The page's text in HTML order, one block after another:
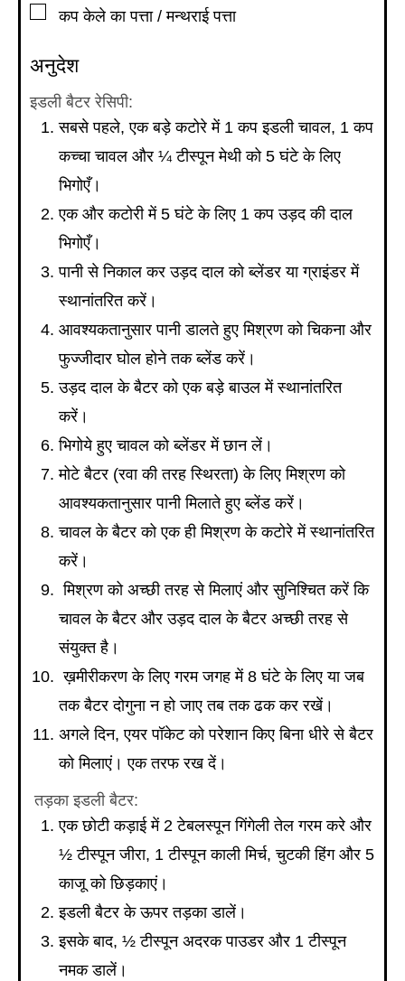
▢
कप केले का पत्ता / मन्थराई पत्ता
अनुदेश
इडली बैटर रेसिपी:
सबसे पहले, एक बड़े कटोरे में 1 कप इडली चावल, 1 कप
कच्चा चावल और ¼ टीस्पून मेथी को 5 घंटे के लिए
भिगोएँ।
एक और कटोरी में 5 घंटे के लिए 1 कप उड़द की दाल
भिगोएँ।
पानी से निकाल कर उड़द दाल को ब्लेंडर या ग्राइंडर में
स्थानांतरित करें।
आवश्यकतानुसार पानी डालते हुए मिश्रण को चिकना और
फुज्जीदार घोल होने तक ब्लेंड करें।
उड़द दाल के बैटर को एक बड़े बाउल में स्थानांतरित
करें।
भिगोये हुए चावल को ब्लेंडर में छान लें।
मोटे बैटर (रवा की तरह स्थिरता) के लिए मिश्रण को
आवश्यकतानुसार पानी मिलाते हुए ब्लेंड करें।
चावल के बैटर को एक ही मिश्रण के कटोरे में स्थानांतरित
करें।
मिश्रण को अच्छी तरह से मिलाएं और सुनिश्चित करें कि
चावल के बैटर और उड़द दाल के बैटर अच्छी तरह से
संयुक्त है।
ख़मीरीकरण के लिए गरम जगह में 8 घंटे के लिए या जब
तक बैटर दोगुना न हो जाए तब तक ढक कर रखें।
अगले दिन, एयर पॉकेट को परेशान किए बिना धीरे से बैटर
को मिलाएं। एक तरफ रख दें।
तड़का इडली बैटर:
एक छोटी कड़ाई में 2 टेबलस्पून गिंगेली तेल गरम करे और
½ टीस्पून जीरा, 1 टीस्पून काली मिर्च, चुटकी हिंग और 5
काजू को छिड़काएं।
इडली बैटर के ऊपर तड़का डालें।
इसके बाद, ½ टीस्पून अदरक पाउडर और 1 टीस्पून
नमक डालें।